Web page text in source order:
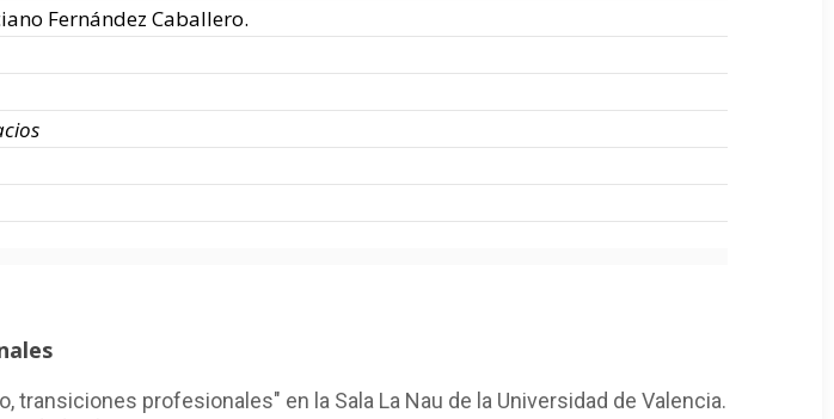
Fernández Caballero.
profesionales" en la Sala La Nau de la Universidad de Valencia.